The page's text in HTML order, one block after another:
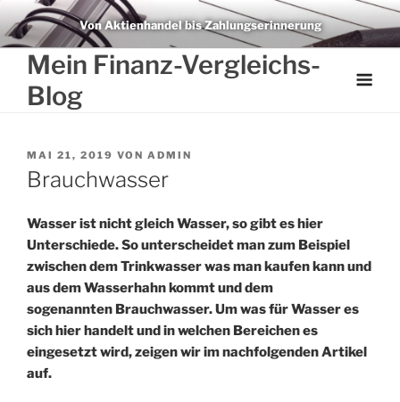
Weiter
zum
Inhalt
Von Aktienhandel bis Zahlungserinnerung
Mein Finanz-Vergleichs-
Blog
VERÖFFENTLICHT
AM
MAI 21, 2019 VON ADMIN
Brauchwasser
Wasser ist nicht gleich Wasser, so gibt es hier
Unterschiede. So unterscheidet man zum Beispiel
zwischen dem Trinkwasser was man kaufen kann und
aus dem Wasserhahn kommt und dem
sogenannten Brauchwasser. Um was für Wasser es
sich hier handelt und in welchen Bereichen es
eingesetzt wird, zeigen wir im nachfolgenden Artikel
auf.